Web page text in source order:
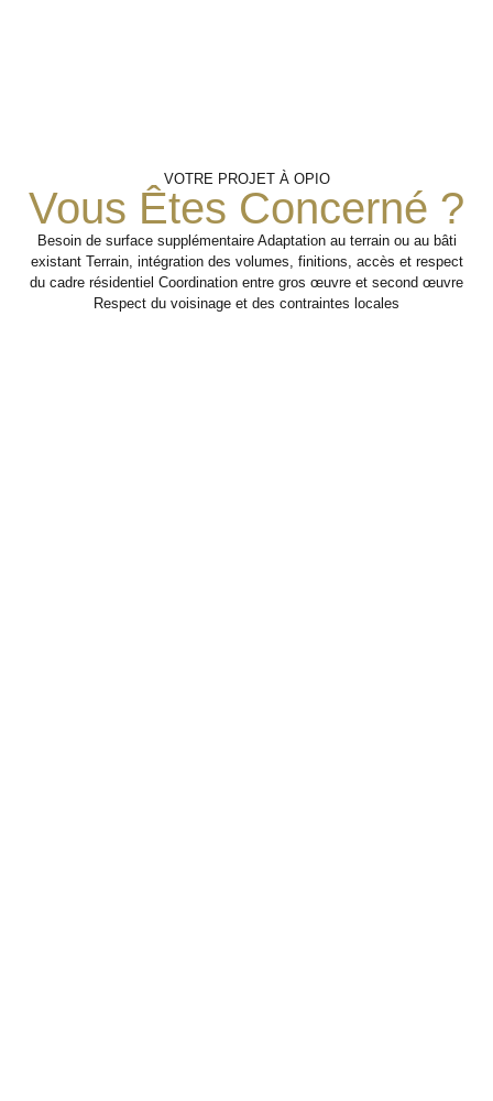
Préparation
Chantier
Analyse des
contraintes,
organisation des
Intervention
Structurelle
Réalisation des
travaux de gros œuvre
nécessaires au projet
de construction,
Coordination
Avec Le
Second
Œuvre
Préparation des étapes
suivantes pour faciliter
VOTRE PROJET À OPIO
Vous Êtes Concerné ?
Besoin de surface supplémentaire Adaptation au terrain ou au bâti
existant Terrain, intégration des volumes, finitions, accès et respect
du cadre résidentiel Coordination entre gros œuvre et second œuvre
Respect du voisinage et des contraintes locales